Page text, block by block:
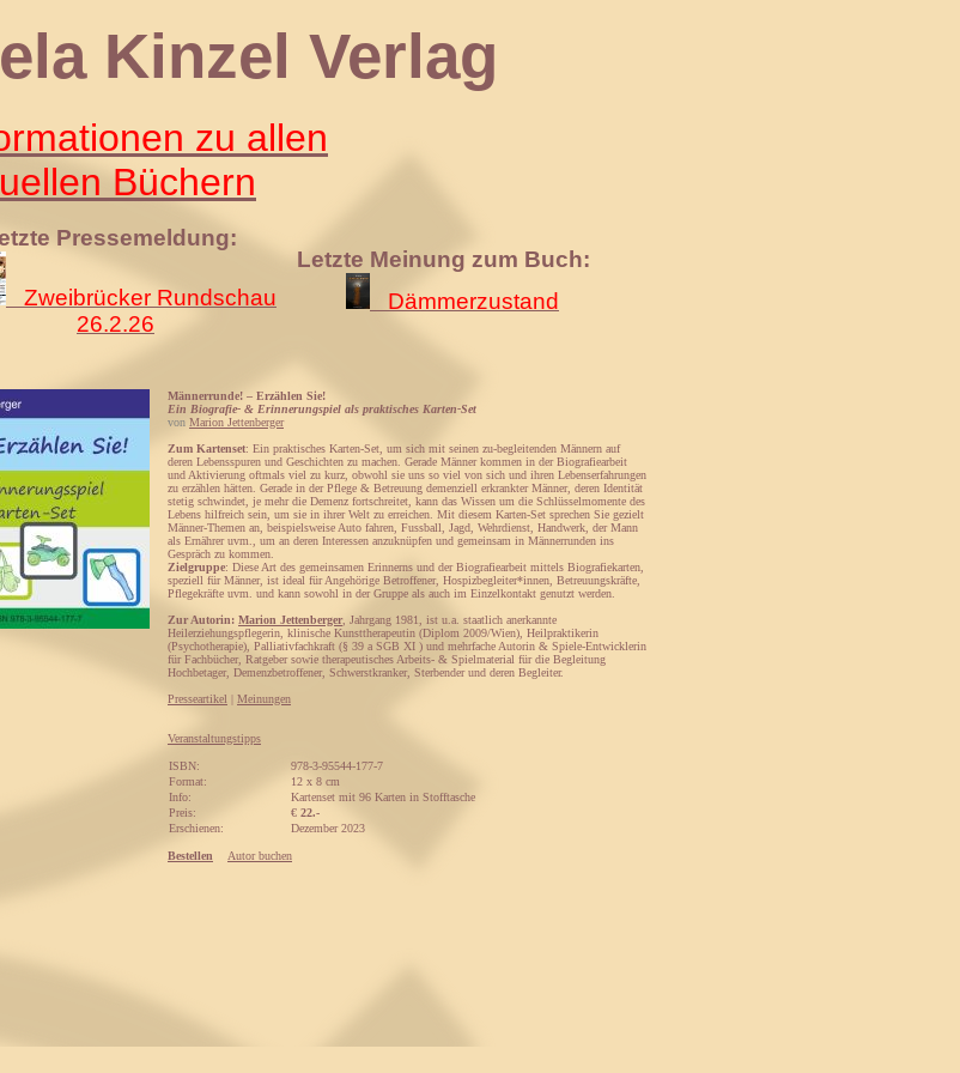
Verlag
zu allen
Büchern
Pressemeldung:
Zweibrücker Rundschau
26.2.26
Letzte Meinung zum Buch:
Dämmerzustand
Männerrunde! – Erzählen Sie!
Ein Biografie- & Erinnerungspiel als praktisches Karten-Set
von Marion Jettenberger
Zum Kartenset: Ein praktisches Karten-Set, um sich mit seinen zu-begleitenden Männern auf
deren Lebensspuren und Geschichten zu machen. Gerade Männer kommen in der Biografiearbeit
und Aktivierung oftmals viel zu kurz, obwohl sie uns so viel von sich und ihren Lebenserfahrungen
zu erzählen hätten. Gerade in der Pflege & Betreuung demenziell erkrankter Männer, deren Identität
stetig schwindet, je mehr die Demenz fortschreitet, kann das Wissen um die Schlüsselmomente des
Lebens hilfreich sein, um sie in ihrer Welt zu erreichen. Mit diesem Karten-Set sprechen Sie gezielt
Männer-Themen an, beispielsweise Auto fahren, Fussball, Jagd, Wehrdienst, Handwerk, der Mann
als Ernährer uvm., um an deren Interessen anzuknüpfen und gemeinsam in Männerrunden ins
Gespräch zu kommen.
Zielgruppe: Diese Art des gemeinsamen Erinnerns und der Biografiearbeit mittels Biografiekarten,
speziell für Männer, ist ideal für Angehörige Betroffener, Hospizbegleiter*innen, Betreuungskräfte,
Pflegekräfte uvm. und kann sowohl in der Gruppe als auch im Einzelkontakt genutzt werden.
Zur Autorin: Marion Jettenberger, Jahrgang 1981, ist u.a. staatlich anerkannte
Heilerziehungspflegerin, klinische Kunsttherapeutin (Diplom 2009/Wien), Heilpraktikerin
(Psychotherapie), Palliativfachkraft (§ 39 a SGB XI ) und mehrfache Autorin & Spiele-Entwicklerin
für Fachbücher, Ratgeber sowie therapeutisches Arbeits- & Spielmaterial für die Begleitung
Hochbetager, Demenzbetroffener, Schwerstkranker, Sterbender und deren Begleiter.
Presseartikel | Meinungen
Veranstaltungstipps
ISBN:
978-3-95544-177-7
Format:
12 x 8 cm
Info:
Kartenset mit 96 Karten in Stofftasche
Preis:
€ 22.-
Erschienen:
Dezember 2023
Bestellen Autor buchen